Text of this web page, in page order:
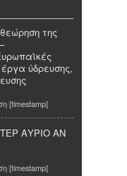
της
ύδρευσης,
[timestamp]
ΑΥΡΙΟ ΑΝ
[timestamp]